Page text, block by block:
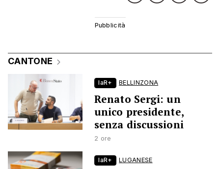
CANTONE
laR+ BELLINZONA
Renato Sergi: un
unico presidente,
senza discussioni
2 ore
laR+ LUGANESE